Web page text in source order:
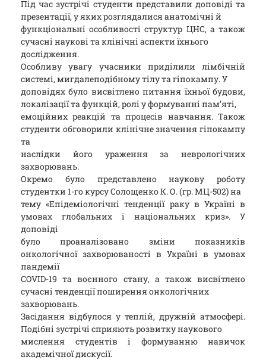
Під час зустрічі студенти представили доповіді та
презентації, у яких розглядалися анатомічні й
функціональні особливості структур ЦНС, а також
сучасні наукові та клінічні аспекти їхнього
дослідження.
Особливу увагу учасники приділили лімбічній
системі, мигдалеподібному тілу та гіпокампу. У
доповідях було висвітлено питання їхньої будови,
локалізації та функцій, ролі у формуванні пам’яті,
емоційних реакцій та процесів навчання. Також
студенти обговорили клінічне значення гіпокампу
та
наслідки його ураження за неврологічних
захворювань.
Окремо було представлено наукову роботу
студентки 1-го курсу Солощенко К. О. (гр. МЦ-502) на
тему «Епідеміологічні тенденції раку в Україні в
умовах глобальних і національних криз». У
доповіді
було проаналізовано зміни показників
онкологічної захворюваності в Україні в умовах
пандемії
COVID-19 та воєнного стану, а також висвітлено
сучасні тенденції поширення онкологічних
захворювань.
Засідання відбулося у теплій, дружній атмосфері.
Подібні зустрічі сприяють розвитку наукового
мислення студентів і формуванню навичок
академічної дискусії.